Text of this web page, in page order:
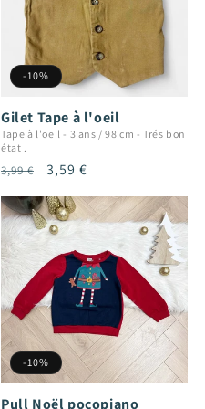
-10%
Gilet Tape à l'oeil
Tape à l'oeil - 3 ans / 98 cm -Trés bon
état .
Prix
3,99 €
Prix
3,59 €
-10%
Pull Noël pocopiano